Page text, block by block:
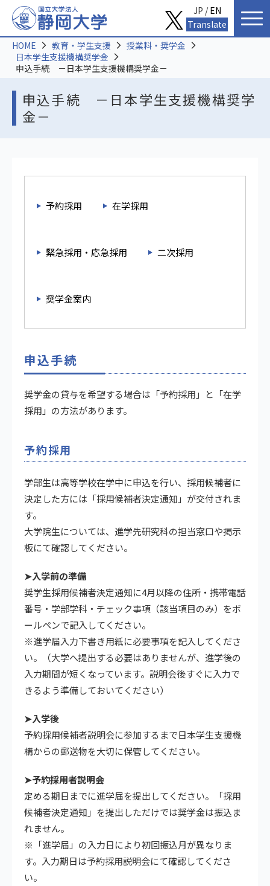
申込手続 －日本学生支援機構奨学
金－
HOME 教育・学生支援
授業料・奨学金
日本学生支援機構奨学金
申込手続 －日本学生支援機構奨学金－
予約採用 在学採用
緊急採用・応急採用 二次採用
奨学金案内
申込手続
奨学金の貸与を希望する場合は「予約採用」と「在学
採用」の方法があります。
予約採用
学部生は高等学校在学中に申込を行い、採用候補者に
決定した方には「採用候補者決定通知」が交付されま
す。
大学院生については、進学先研究科の担当窓口や掲示
板にて確認してください。
➤入学前の準備
奨学生採用候補者決定通知に4月以降の住所・携帯電話
番号・学部学科・チェック事項（該当項目のみ）をボ
ールペンで記入してください。
※進学届入力下書き用紙に必要事項を記入してくださ
い。（大学へ提出する必要はありませんが、進学後の
入力期間が短くなっています。説明会後すぐに入力で
きるよう準備しておいてください）
➤入学後
予約採用候補者説明会に参加するまで日本学生支援機
構からの郵送物を大切に保管してください。
➤予約採用者説明会
定める期日までに進学届を提出してください。「採用
候補者決定通知」を提出しただけでは奨学金は振込ま
れません。
※「進学届」の入力日により初回振込月が異なりま
す。入力期日は予約採用説明会にて確認してくださ
い。
JP /EN
Translate